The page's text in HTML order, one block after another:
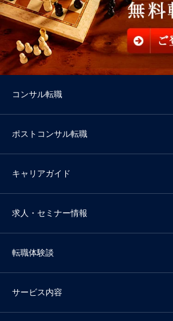
コンサル転職
ポストコンサル転職
キャリアガイド
求人・セミナー情報
転職体験談
サービス内容